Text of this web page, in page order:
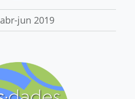
abr-jun 2019